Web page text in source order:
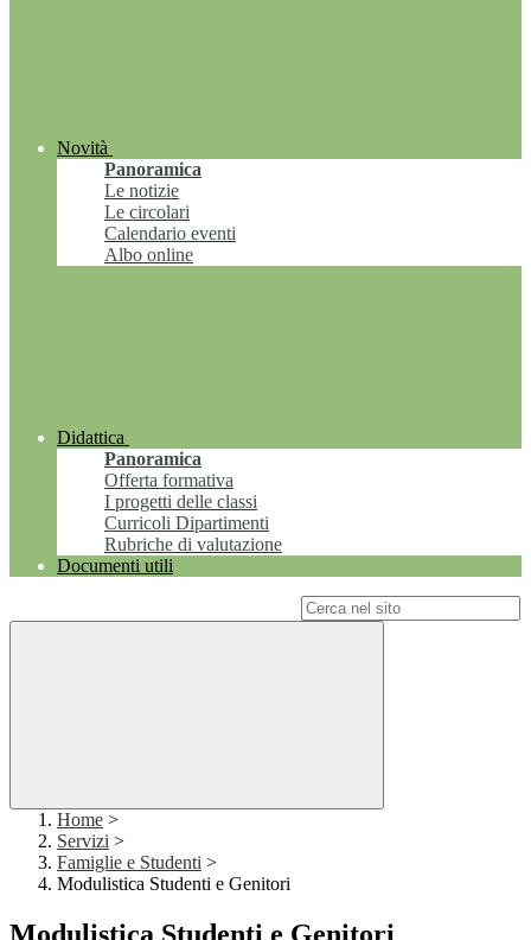
Novità
Panoramica
Le notizie
Le circolari
Calendario eventi
Albo online
Didattica
Panoramica
Offerta formativa
I progetti delle classi
Curricoli Dipartimenti
Rubriche di valutazione
Documenti utili
Home >
Servizi >
Famiglie e Studenti >
Modulistica Studenti e Genitori